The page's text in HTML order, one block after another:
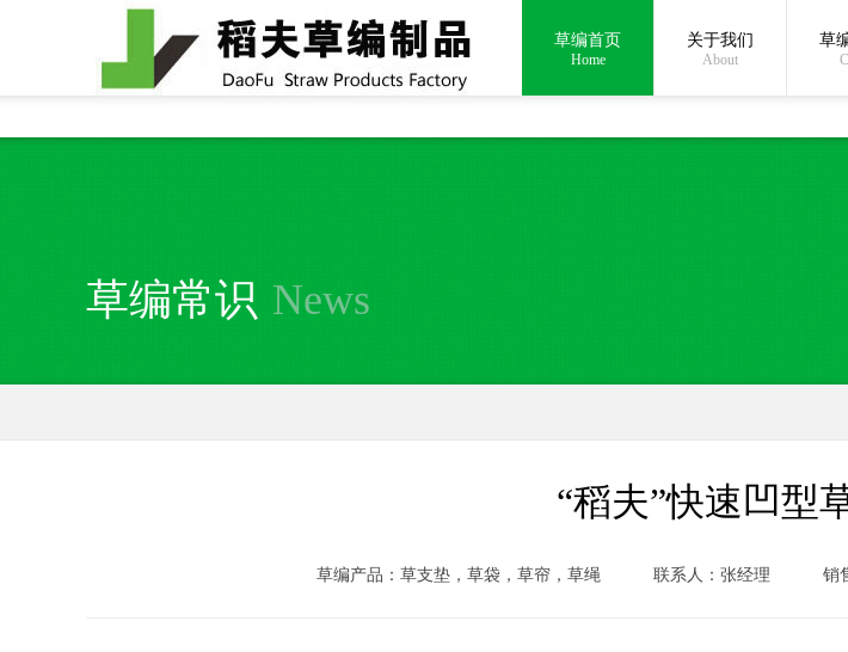
全国统一24小时销售电话：15937370357 草编首页
Home
关于我们
About
草
草编常识 News
“稻夫”快速凹型
草编产品：草支垫，草袋，草帘，草绳 联系人：张经理 销